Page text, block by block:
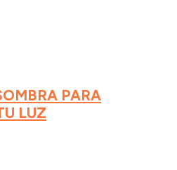
PARA
LUZ